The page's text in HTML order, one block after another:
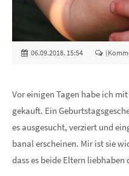
06.09.2018. 15:54
Vor einigen Tagen habe ich
gekauft. Ein
es ausgesucht, verziert und
banal erscheinen. Mir ist sie
dass es beide Eltern liebhaben